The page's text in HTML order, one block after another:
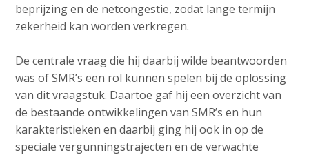
beprijzing en de netcongestie, zodat lange termijn
zekerheid kan worden verkregen.
De centrale vraag die hij daarbij wilde beantwoorden
was of SMR’s een rol kunnen spelen bij de oplossing
van dit vraagstuk. Daartoe gaf hij een overzicht van
de bestaande ontwikkelingen van SMR’s en hun
karakteristieken en daarbij ging hij ook in op de
speciale vergunningstrajecten en de verwachte